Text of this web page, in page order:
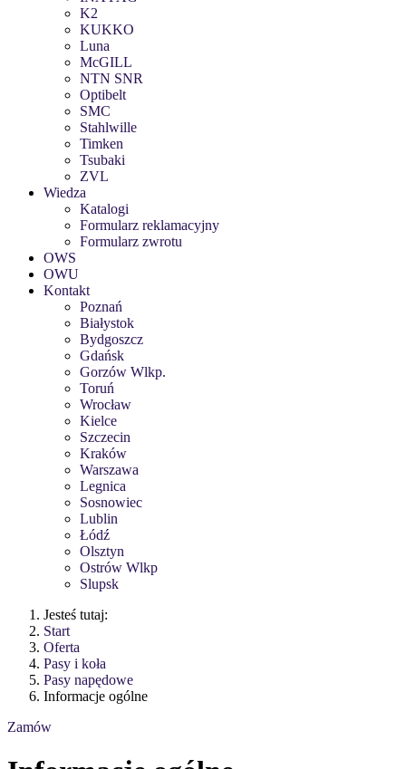
K2
KUKKO
Luna
McGILL
NTN SNR
Optibelt
SMC
Stahlwille
Timken
Tsubaki
ZVL
Wiedza
Katalogi
Formularz reklamacyjny
Formularz zwrotu
OWS
OWU
Kontakt
Poznań
Białystok
Bydgoszcz
Gdańsk
Gorzów Wlkp.
Toruń
Wrocław
Kielce
Szczecin
Kraków
Warszawa
Legnica
Sosnowiec
Lublin
Łódź
Olsztyn
Ostrów Wlkp
Slupsk
Jesteś tutaj:
Start
Oferta
Pasy i koła
Pasy napędowe
Informacje ogólne
Zamów